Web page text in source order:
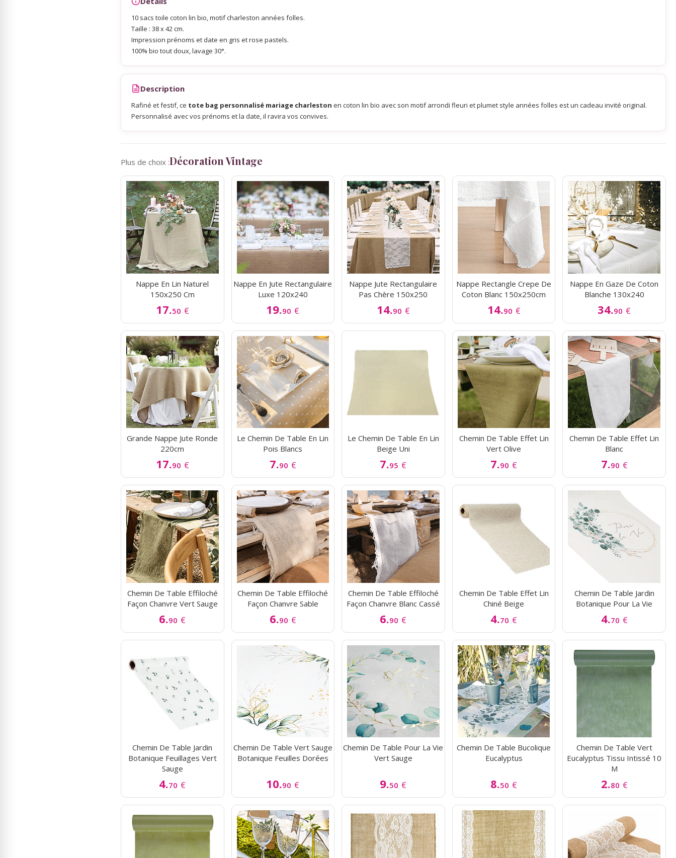
10 sacs toile coton lin bio, motif charleston années folles.
Taille : 38 x 42 cm.
Impression prénoms et date en gris et rose pastels.
100% bio tout doux, lavage 30°.
Description
Rafiné et festif, ce tote bag personnalisé mariage charleston en coton lin bio avec son motif arrondi fleuri et plumet style années folles est un cadeau invité original.
Personnalisé avec vos prénoms et la date, il ravira vos convives.
Plus de choix :Décoration Vintage
Nappe En Lin Naturel
150x250 Cm
17.50 €
Nappe En Jute Rectangulaire
Luxe 120x240
19.90 €
Nappe Jute Rectangulaire
Pas Chère 150x250
14.90 €
Nappe Rectangle Crepe De
Coton Blanc 150x250cm
14.90 €
Nappe En Gaze De Coton
Blanche 130x240
34.90 €
Grande Nappe Jute Ronde
220cm
17.90 €
Le Chemin De Table En Lin
Pois Blancs
7.90 €
Le Chemin De Table En Lin
Beige Uni
7.95 €
Chemin De Table Effet Lin
Vert Olive
7.90 €
Chemin De Table Effet Lin
Blanc
7.90 €
Chemin De Table Effiloché
Façon Chanvre Vert Sauge
6.90 €
Chemin De Table Effiloché
Façon Chanvre Sable
6.90 €
Chemin De Table Effiloché
Façon Chanvre Blanc Cassé
6.90 €
Chemin De Table Effet Lin
Chiné Beige
4.70 €
Chemin De Table Jardin
Botanique Pour La Vie
4.70 €
Chemin De Table Jardin
Botanique Feuillages Vert
Sauge
4.70 €
Chemin De Table Vert Sauge
Botanique Feuilles Dorées
10.90 €
Chemin De Table Pour La Vie
Vert Sauge
9.50 €
Chemin De Table Bucolique
Eucalyptus
8.50 €
Chemin De Table Vert
Eucalyptus Tissu Intissé 10
M
2.80 €